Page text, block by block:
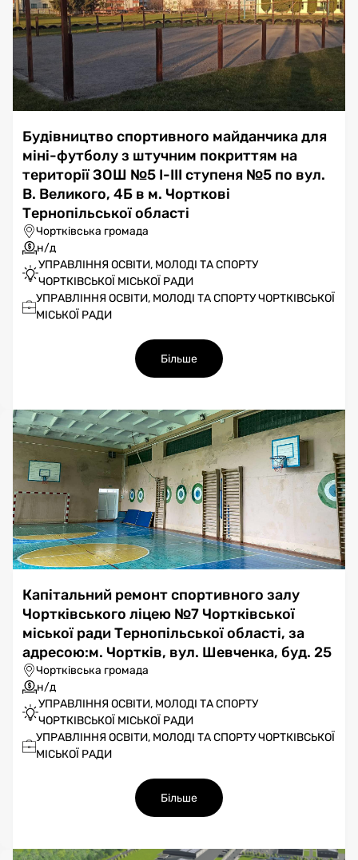
Будівництво спортивного майданчика для
міні-футболу з штучним покриттям на
території ЗОШ №5 І-ІІІ ступеня №5 по вул.
В. Великого, 4Б в м. Чорткові
Тернопільської області
Чортківська громада
н/д
УПРАВЛІННЯ ОСВІТИ, МОЛОДІ ТА СПОРТУ
ЧОРТКІВСЬКОЇ МІСЬКОЇ РАДИ
УПРАВЛІННЯ ОСВІТИ, МОЛОДІ ТА СПОРТУ ЧОРТКІВСЬКОЇ
МІСЬКОЇ РАДИ
Більше
Капітальний ремонт спортивного залу
Чортківського ліцею №7 Чортківської
міської ради Тернопільської області, за
адресою:м. Чортків, вул. Шевченка, буд. 25
Чортківська громада
н/д
УПРАВЛІННЯ ОСВІТИ, МОЛОДІ ТА СПОРТУ
ЧОРТКІВСЬКОЇ МІСЬКОЇ РАДИ
УПРАВЛІННЯ ОСВІТИ, МОЛОДІ ТА СПОРТУ ЧОРТКІВСЬКОЇ
МІСЬКОЇ РАДИ
Більше